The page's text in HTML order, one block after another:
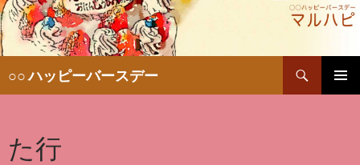
○○ ハッピーバースデー
索
ン
ツ
た行